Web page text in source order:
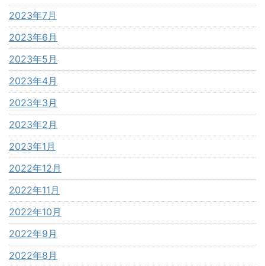
2023年7月
2023年6月
2023年5月
2023年4月
2023年3月
2023年2月
2023年1月
2022年12月
2022年11月
2022年10月
2022年9月
2022年8月